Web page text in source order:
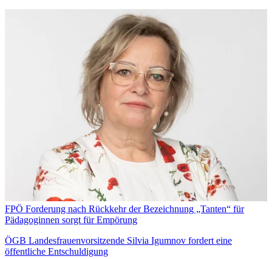
FPÖ Forderung nach Rückkehr der Bezeichnung „Tanten“ für
Pädagoginnen sorgt für Empörung
ÖGB Landesfrauenvorsitzende Silvia Igumnov fordert eine
öffentliche Entschuldigung